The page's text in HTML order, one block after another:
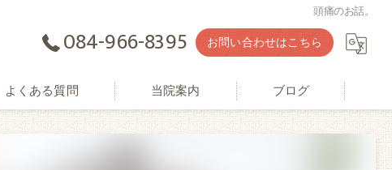
頭痛のお話。
084-966-8395 お問い合わせはこちら
よくある質問 当院案内 ブログ